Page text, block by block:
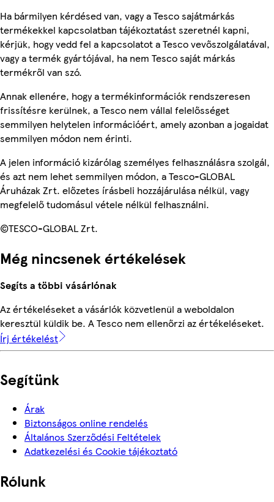
Ha bármilyen kérdésed van, vagy a Tesco sajátmárkás
termékekkel kapcsolatban tájékoztatást szeretnél kapni,
kérjük, hogy vedd fel a kapcsolatot a Tesco vevőszolgálatával,
vagy a termék gyártójával, ha nem Tesco saját márkás
termékről van szó.
Annak ellenére, hogy a termékinformációk rendszeresen
frissítésre kerülnek, a Tesco nem vállal felelősséget
semmilyen helytelen információért, amely azonban a jogaidat
semmilyen módon nem érinti.
A jelen információ kizárólag személyes felhasználásra szolgál,
és azt nem lehet semmilyen módon, a Tesco-GLOBAL
Áruházak Zrt. előzetes írásbeli hozzájárulása nélkül, vagy
megfelelő tudomásul vétele nélkül felhasználni.
©TESCO-GLOBAL Zrt.
Még nincsenek értékelések
Segíts a többi vásárlónak
Az értékeléseket a vásárlók közvetlenül a weboldalon
keresztül küldik be. A Tesco nem ellenőrzi az értékeléseket.
Írj értékelést
Segítünk
Árak
Biztonságos online rendelés
Általános Szerződési Feltételek
Adatkezelési és Cookie tájékoztató
Rólunk